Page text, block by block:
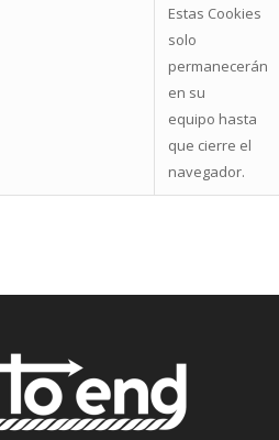
Estas Cookies
solo
permanecerán
en su
equipo hasta
que cierre el
navegador.